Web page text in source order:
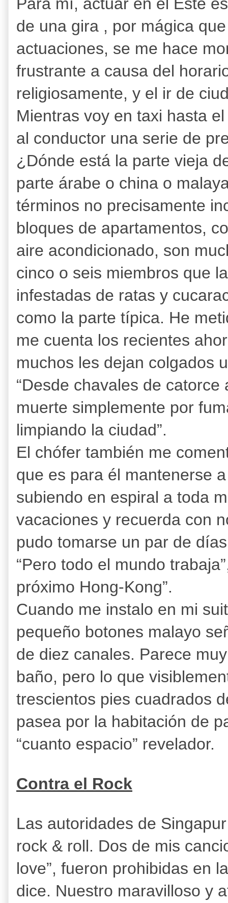
de una gira , por mágica
actuaciones, se me hace
frustrante a causa del
religiosamente, y el ir de
Mientras voy en taxi hasta
al conductor una serie de
¿Dónde está la parte vieja
parte árabe o china o
términos no precisamente
bloques de apartamentos,
aire acondicionado, son
cinco o seis miembros que
infestadas de ratas y
como la parte típica. He
me cuenta los recientes
muchos les dejan colgados
“Desde chavales de
muerte simplemente por
limpiando la ciudad”.
El chófer también me
que es para él mantenerse
subiendo en espiral a toda
vacaciones y recuerda con
pudo tomarse un par de
“Pero todo el mundo
próximo Hong-Kong”.
Cuando me instalo en mi
pequeño botones malayo
de diez canales. Parece
baño, pero lo que
trescientos pies cuadrados
pasea por la habitación de
“cuanto espacio” revelador.
Contra el Rock
Las autoridades de
rock & roll. Dos de mis
love”, fueron prohibidas en
dice. Nuestro maravilloso y